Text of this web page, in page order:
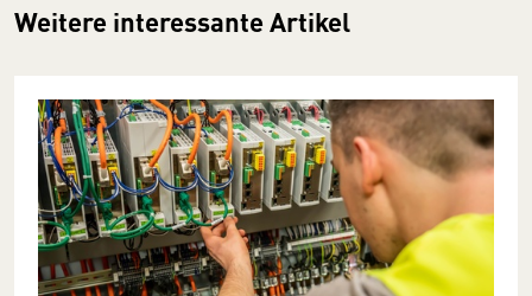
Weitere interessante Artikel